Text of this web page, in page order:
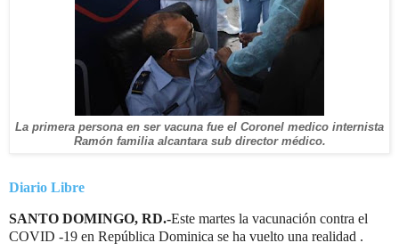
La primera persona en ser vacuna fue el Coronel medico internista
Ramón familia alcantara sub director médico.
Diario Libre
SANTO DOMINGO, RD.-Este martes la vacunación contra el
COVID -19 en República Dominica se ha vuelto una realidad .